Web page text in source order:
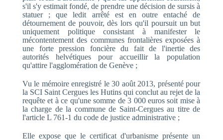
s'il s'y estimait fondé, de prendre une décision de sursis à
statuer ; que ledit arrêté est en outre entaché de
détournement de pouvoir, dès lors qu'il poursuit un but
uniquement politique consistant à manifester le
mécontentement des communes frontalières exposées à
une forte pression foncière du fait de l'inertie des
autorités helvétiques pour accueillir la population
qu'attire l'agglomération de Genève ;
Vu le mémoire enregistré le 30 août 2013, présenté pour
la SCI Saint Cergues les Hutins qui conclut au rejet de la
requête et à ce qu'une somme de 3 000 euros soit mise à
la charge de la commune de Saint-Cergues au titre de
l'article L 761-1 du code de justice administrative ;
Elle expose que le certificat d'urbanisme présente un